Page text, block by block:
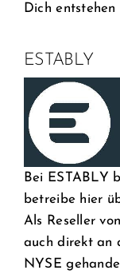
Dich entstehen
ESTABLY
Bei ESTABLY
betreibe hier
Als Reseller
auch direkt an
NYSE